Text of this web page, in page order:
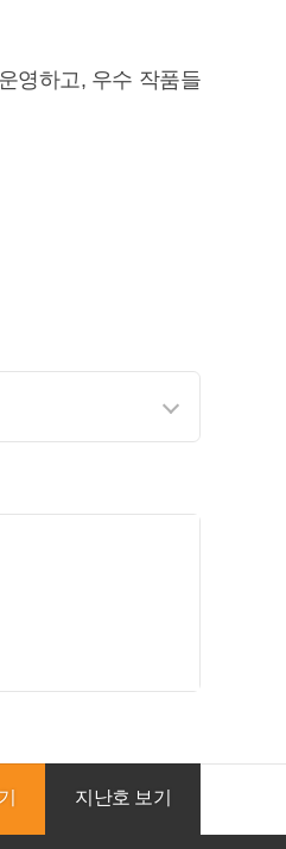
영하고, 우수 작품들
131호. 공학전문대학원 등 개별 발간 뉴스레터
지난호 보기